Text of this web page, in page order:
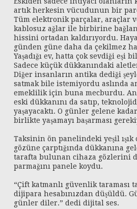
artık herkesin vücudunun bir
Tüm elektronik parçalar, araçlar
kablosuz ağlar ile birbirine
hissini ortadan kaldırıyordu.
günden güne daha da çekilmez
Yaşadığı ev, hatta çok sevdiği eşi
Sadece küçük dükkanındaki
Diğer insanların antika dediği
satmak bile istemiyordu aslında
emeklilik için buna mecburdu.
eski dükkanını da satıp,
yaşayacaktı. O günler gelene
birlikte yaşamayı başarması
Taksinin ön panelindeki yeşil ışık
gözüne çarptığında dükkanına
tarafta bulunan cihaza gözlerini
parmağını panele koydu.
“Çift katmanlı güvenlik taraması
dijipara hesabınızdan düşüldü.
günler diler.” dedi dijital ses.